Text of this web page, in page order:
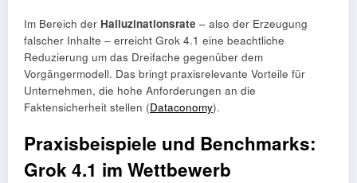
Im Bereich der Halluzinationsrate – also der Erzeugung
falscher Inhalte – erreicht Grok 4.1 eine beachtliche
Reduzierung um das Dreifache gegenüber dem
Vorgängermodell. Das bringt praxisrelevante Vorteile für
Unternehmen, die hohe Anforderungen an die
Faktensicherheit stellen (Dataconomy).
Praxisbeispiele und Benchmarks:
Grok 4.1 im Wettbewerb